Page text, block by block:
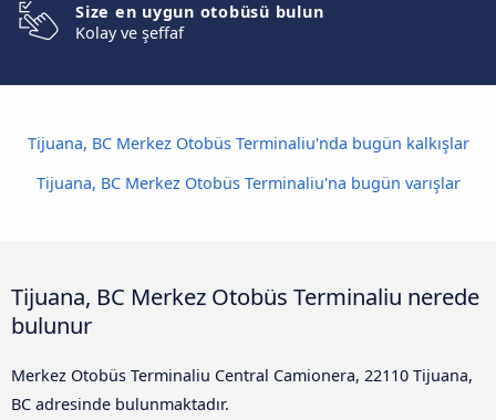
Size en uygun otobüsü bulun
Kolay ve şeffaf
Tijuana, BC Merkez Otobüs Terminaliu'nda bugün kalkışlar
Tijuana, BC Merkez Otobüs Terminaliu'na bugün varışlar
Tijuana, BC Merkez Otobüs Terminaliu nerede
bulunur
Merkez Otobüs Terminaliu Central Camionera, 22110 Tijuana,
BC adresinde bulunmaktadır.